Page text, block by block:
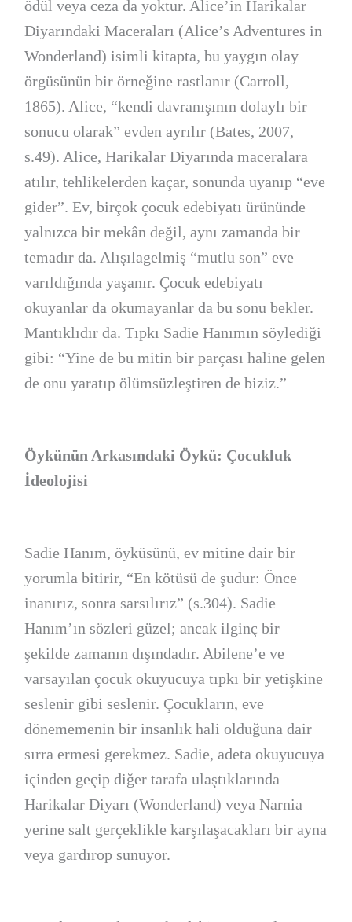
ödül veya ceza da yoktur. Alice’in Harikalar
Diyarındaki Maceraları (Alice’s Adventures in
Wonderland) isimli kitapta, bu yaygın olay
örgüsünün bir örneğine rastlanır (Carroll,
1865). Alice, “kendi davranışının dolaylı bir
sonucu olarak” evden ayrılır (Bates, 2007,
s.49). Alice, Harikalar Diyarında maceralara
atılır, tehlikelerden kaçar, sonunda uyanıp “eve
gider”. Ev, birçok çocuk edebiyatı ürününde
yalnızca bir mekân değil, aynı zamanda bir
temadır da. Alışılagelmiş “mutlu son” eve
varıldığında yaşanır. Çocuk edebiyatı
okuyanlar da okumayanlar da bu sonu bekler.
Mantıklıdır da. Tıpkı Sadie Hanımın söylediği
gibi: “Yine de bu mitin bir parçası haline gelen
de onu yaratıp ölümsüzleştiren de biziz.”
Öykünün Arkasındaki Öykü: Çocukluk
İdeolojisi
Sadie Hanım, öyküsünü, ev mitine dair bir
yorumla bitirir, “En kötüsü de şudur: Önce
inanırız, sonra sarsılırız” (s.304). Sadie
Hanım’ın sözleri güzel; ancak ilginç bir
şekilde zamanın dışındadır. Abilene’e ve
varsayılan çocuk okuyucuya tıpkı bir yetişkine
seslenir gibi seslenir. Çocukların, eve
dönememenin bir insanlık hali olduğuna dair
sırra ermesi gerekmez. Sadie, adeta okuyucuya
içinden geçip diğer tarafa ulaştıklarında
Harikalar Diyarı (Wonderland) veya Narnia
yerine salt gerçeklikle karşılaşacakları bir ayna
veya gardırop sunuyor.